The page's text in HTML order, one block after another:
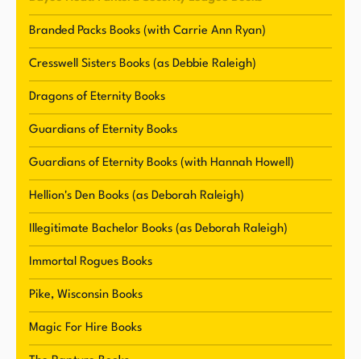
für den Award of Excellence. Sie wuchs in einer
kleinen Stadt in Missouri mit ihren
unterstützenden Eltern auf und sie ermutigten
sie, ihren Träumen zu folgen, sei es ein
bekannter Schauspieler am Broadway zu werden
oder ein Autor. Ivy verfolgte einen Studiengang
in Theater und trat in Sommer-
Stückproduktionen auf, bevor sie ihren College-
Freund heiratete und eine Familie gründete.
Nach der Ankunft ihrer beiden Söhne suchte sie
nach einer neuen kreativen Möglichkeit und
verwandelte ihr gelegentliches Schreiben in
einen ernsthaften Versuch, veröffentlicht zu
werden.
Branded Packs Books (with Carrie Ann Ryan)
Cresswell Sisters Books (as Debbie Raleigh)
Dragons of Eternity Books
Guardians of Eternity Books
Guardians of Eternity Books (with Hannah Howell)
Hellion's Den Books (as Deborah Raleigh)
Illegitimate Bachelor Books (as Deborah Raleigh)
Immortal Rogues Books
Pike, Wisconsin Books
Magic For Hire Books